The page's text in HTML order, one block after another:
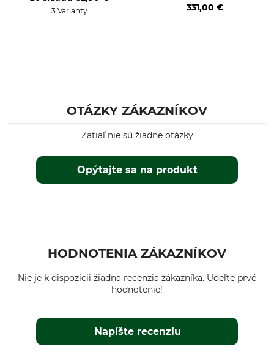
3 Varianty
331,00 €
OTÁZKY ZÁKAZNÍKOV
Opýtajte sa na produkt
Zatiaľ nie sú žiadne otázky
HODNOTENIA ZÁKAZNÍKOV
Nie je k dispozícii žiadna recenzia zákazníka. Udeľte prvé
hodnotenie!
Napíšte recenziu